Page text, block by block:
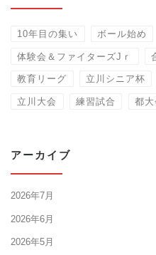
10年目の集い ボール始め
体験会＆ファイターズJｒ
教育リーグ 立川シニア杯
立川大会 練習試合 都大
アーカイブ
2026年7月
2026年6月
2026年5月